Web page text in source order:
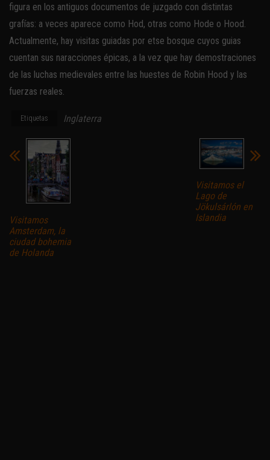
figura en los antiguos documentos de juzgado con distintas
grafías: a veces aparece como Hod, otras como Hode o Hood.
Actualmente, hay visitas guiadas por etse bosque cuyos guias
cuentan sus naracciones épicas, a la vez que hay demostraciones
de las luchas medievales entre las huestes de Robin Hood y las
fuerzas reales.
Etiquetas Inglaterra
Visitamos
Amsterdam, la
ciudad bohemia
de Holanda
Visitamos el
Lago de
Jökulsárlón en
Islandia